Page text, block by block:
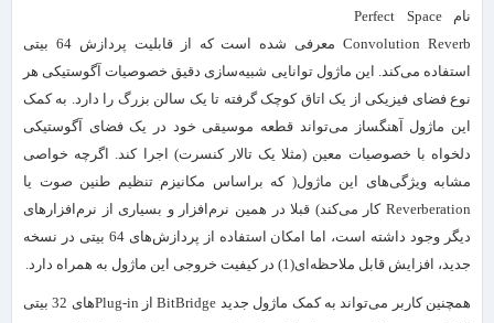
نام Perfect Space
Convolution Reverb معرفی شده است که از قابلیت پردازش 64 بیتی
استفاده می‌کند. این ماژول توانایی شبیه‌سازی دقیق خصوصیات آگوستیکی هر
نوع فضای فیزیکی از یک اتاق کوچک گرفته تا یک سالن بزرگ را دارد. به کمک
این ماژول آهنگساز می‌تواند قطعه موسیقی خود در یک فضای آگوستیکی
دلخواه با خصوصیات معین (مثلا یک تالار کنسرت) اجرا کند. اگرچه خواصی
مشابه ویژگی‌های این ماژول( که براساس مکانیزم تنظیم طنین صوت یا
Reverberation کار می‌کند) قبلا در همین نرم‌افزار و بسیاری از نرم‌افزارهای
دیگر وجود داشته است، اما امکان استفاده از پردازش‌‌های 64 بیتی در نسخه
جدید، افزایش قابل ملاحظه‌ای(1) در کیفیت خروجی این ماژول به همراه دارد.
همچنین کاربر می‌تواند به کمک ماژول جدید BitBridge از Plug-in‌های 32 بیتی